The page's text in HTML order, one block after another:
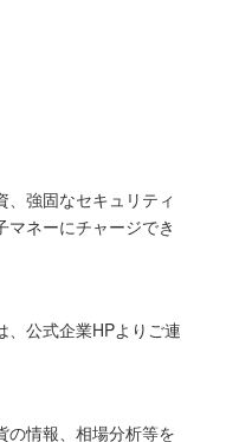
、強固なセキュリティ
マネーにチャージでき
、公式企業HPよりご連
の情報、相場分析等を